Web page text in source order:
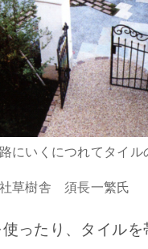
にいくにつれてタイル
草樹舎 須長一繁氏
ったり、タイルを